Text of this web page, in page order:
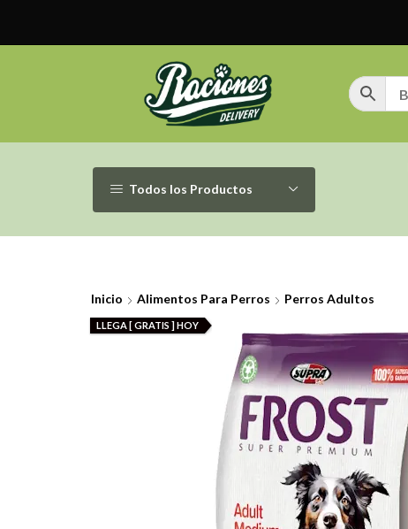
Todos los Productos
Inicio Alimentos Para Perros Perros Adultos
LLEGA [ GRATIS ] HOY